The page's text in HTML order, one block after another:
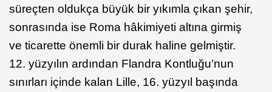
süreçten oldukça büyük bir yıkımla çıkan şehir,
sonrasında ise Roma hâkimiyeti altına girmiş
ve ticarette önemli bir durak haline gelmiştir.
12. yüzyılın ardından Flandra Kontluğu’nun
sınırları içinde kalan Lille, 16. yüzyıl başında